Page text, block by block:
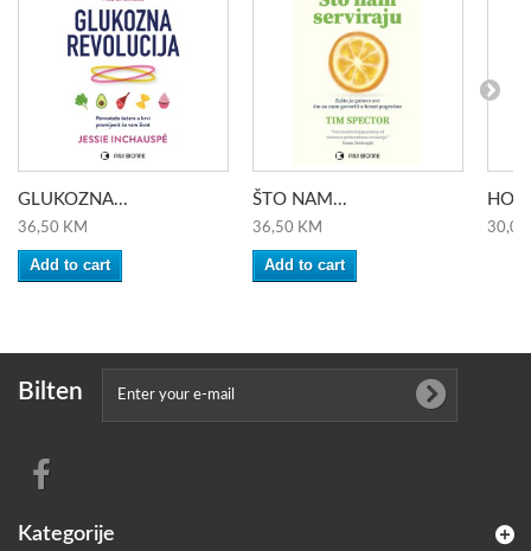
GLUKOZNA...
36,50 KM
Add to cart
ŠTO NAM...
36,50 KM
Add to cart
30,00
Bilten
Kategorije